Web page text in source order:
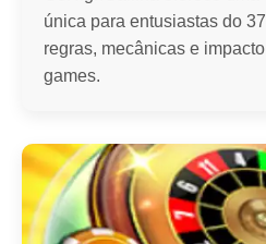
única para entusiastas do
regras, mecânicas e
games.